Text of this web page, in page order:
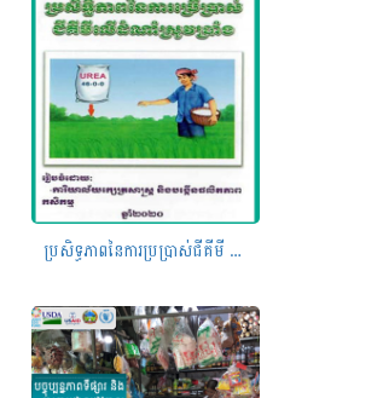
ប្រសិទ្ធភាពនៃការប្រប្រាស់ជីគីមី លើដំណាំស្រូវប្រាំង